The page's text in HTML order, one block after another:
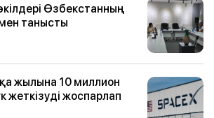
Өзбекстанның
танысты
жылына 10 миллион
жеткізуді жоспарлап